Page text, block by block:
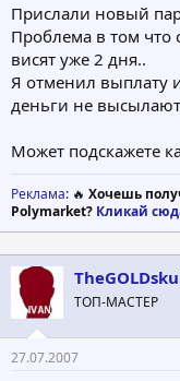
Прислали новый
Проблема в том что
висят уже 2 дня..
Я отменил выплату
деньги не
Может подскажете
Реклама: 🔥 Хочешь
Polymarket? Кликай
ТОП-МАСТЕР
27.07.2007